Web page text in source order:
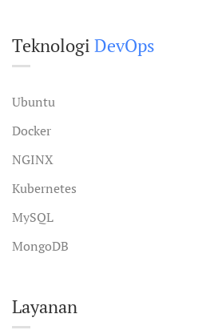
Teknologi DevOps
Ubuntu
Docker
NGINX
Kubernetes
MySQL
MongoDB
Layanan